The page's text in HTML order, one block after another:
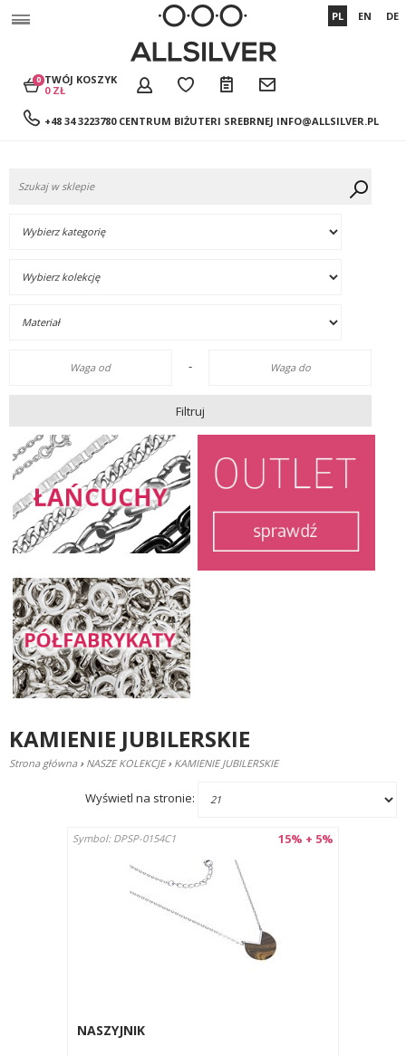
+48 34 3223780 CENTRUM BIŻUTERI SREBRNEJ INFO@ALLSILVER.PL
TWÓJ KOSZYK
0 ZŁ
0
PL EN DE
-
Filtruj
KAMIENIE JUBILERSKIE
Strona główna › NASZE KOLEKCJE › KAMIENIE JUBILERSKIE
Wyświetl na stronie:
15% + 5%
Symbol: DPSP-0154C1
NASZYJNIK